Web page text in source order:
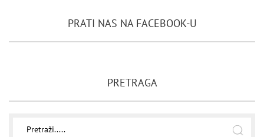
PRATI NAS NA FACEBOOK-U
PRETRAGA